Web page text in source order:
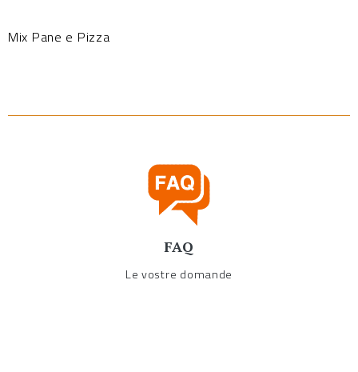
Mix Pane e Pizza
FAQ
Le vostre domande